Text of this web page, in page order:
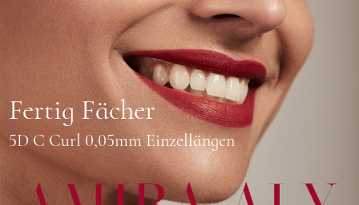
Fertig Fächer
5D C Curl 0,05mm Einzellängen